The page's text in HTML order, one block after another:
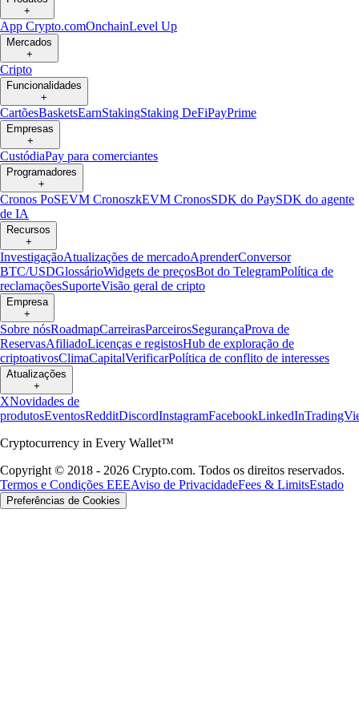
+
App Crypto.comOnchainLevel Up
Mercados
+
Cripto
Funcionalidades
+
CartõesBasketsEarnStakingStaking DeFiPayPrime
Empresas
+
CustódiaPay para comerciantes
Programadores
+
Cronos PoSEVM CronoszkEVM CronosSDK do PaySDK do agente
de IA
Recursos
+
InvestigaçãoAtualizações de mercadoAprenderConversor
BTC/USDGlossárioWidgets de preçosBot do TelegramPolítica de
reclamaçõesSuporteVisão geral de cripto
Empresa
+
Sobre nósRoadmapCarreirasParceirosSegurançaProva de
ReservasAfiliadoLicenças e registosHub de exploração de
criptoativosClimaCapitalVerificarPolítica de conflito de interesses
Atualizações
+
XNovidades de
produtosEventosRedditDiscordInstagramFacebookLinkedIn
Cryptocurrency in Every Wallet™
Copyright © 2018 - 2026 Crypto.com. Todos os direitos reservados.
Termos e Condições EEEAviso de PrivacidadeFees & LimitsEstado
Preferências de Cookies